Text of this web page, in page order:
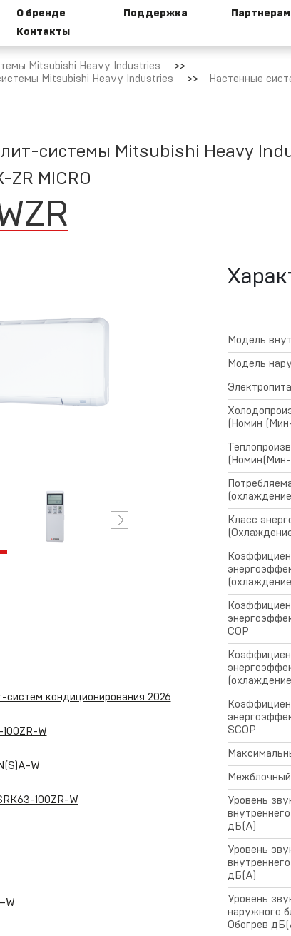
О бренде
История
компании
Поддержка
Техническая
библиотека
Ремонт и сервис
предоставления
Партнерам
Контакты
Mitsubishi Heavy Industries
Mitsubishi Heavy Industries
Настенные
системы Mitsubishi Heavy
ZR MICRO
Модель
Модель
(Номин
Класс
COP
SCOP
Уровень
дБ(А)
Уровень
дБ(А)
Уровень
наружного
Обогрев
систем кондиционирования 2026
W
W
100ZR-W